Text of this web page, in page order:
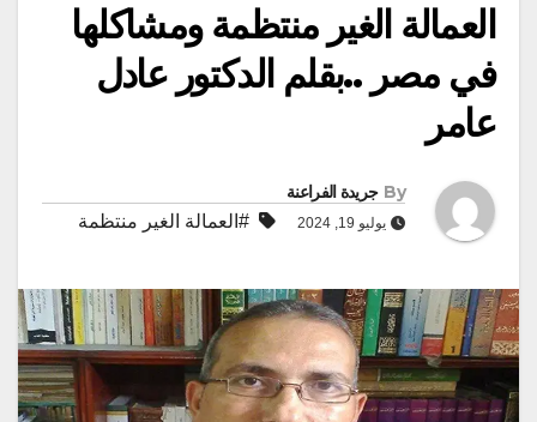
العمالة الغير منتظمة ومشاكلها
في مصر ..بقلم الدكتور عادل
عامر
By جريدة الفراعنة
يوليو 19, 2024 #العمالة الغير منتظمة